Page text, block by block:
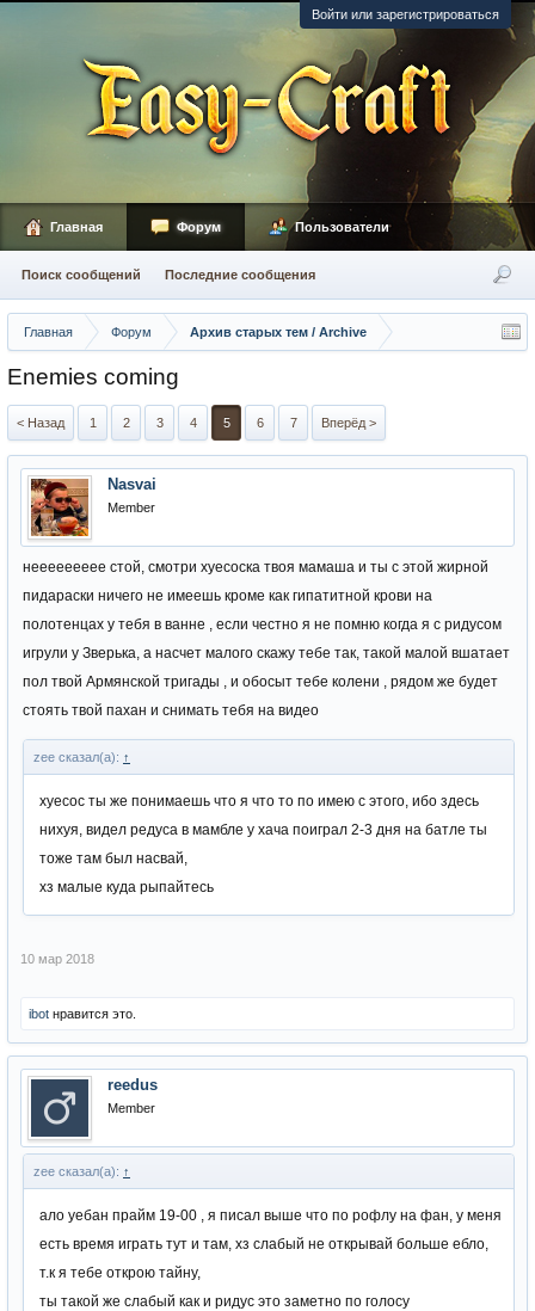
Войти или зарегистрироваться
Главная Форум Архив старых тем / Archive
Enemies coming
< Назад 1 2 3 4 5 6 7 Вперёд >
Nasvai
Member
неееееееее стой, смотри хуесоска твоя мамаша и ты с этой жирной
пидараски ничего не имеешь кроме как гипатитной крови на
полотенцах у тебя в ванне , если честно я не помню когда я с ридусом
игрули у Зверька, а насчет малого скажу тебе так, такой малой вшатает
пол твой Армянской тригады , и обосыт тебе колени , рядом же будет
стоять твой пахан и снимать тебя на видео
zee сказал(а): ↑
хуесос ты же понимаешь что я что то по имею с этого, ибо здесь
нихуя, видел редуса в мамбле у хача поиграл 2-3 дня на батле ты
тоже там был насвай,
хз малые куда рыпайтесь
10 мар 2018
ibot нравится это.
reedus
Member
zee сказал(а): ↑
ало уебан прайм 19-00 , я писал выше что по рофлу на фан, у меня
есть время играть тут и там, хз слабый не открывай больше ебло,
т.к я тебе открою тайну,
ты такой же слабый как и ридус это заметно по голосу
Главная Форум
Поиск сообщений Последние сообщения
Пользователи